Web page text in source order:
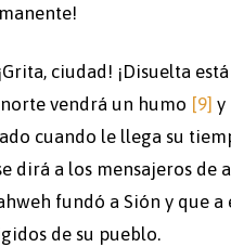
ciudad! ¡Disuelta
vendrá un humo [9] y
cuando le llega su
dirá a los mensajeros de
fundó a Sión y que a
de su pueblo.